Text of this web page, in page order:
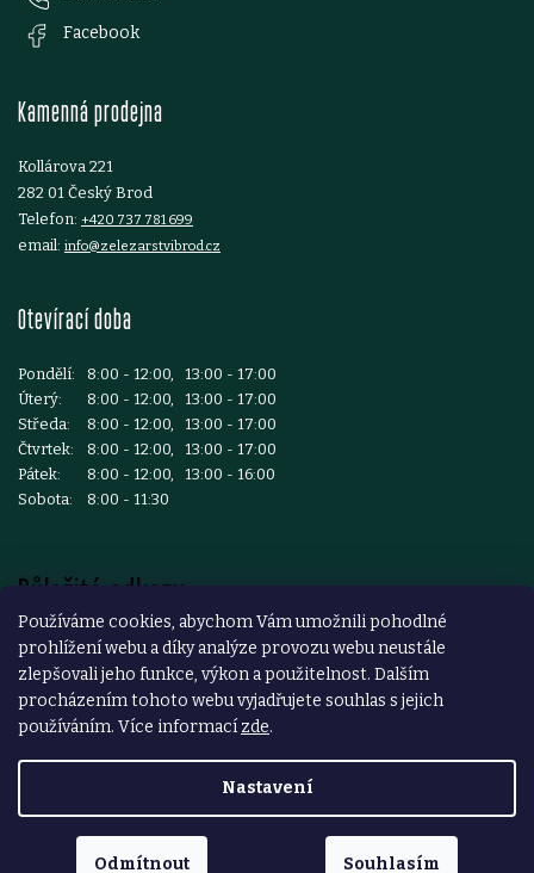
Používáme cookies, abychom Vám umožnili pohodlné
prohlížení webu a díky analýze provozu webu neustále
zlepšovali jeho funkce, výkon a použitelnost. Dalším
procházením tohoto webu vyjadřujete souhlas s jejich
používáním. Více informací zde.
Nastavení
Odmítnout Souhlasím
Facebook
Kamenná prodejna
Kollárova 221
282 01 Český Brod
Telefon: +420 737 781 699
email: info@zelezarstvibrod.cz
Otevírací doba
Pondělí:
8:00 - 12:00, 13:00 - 17:00
Úterý:
8:00 - 12:00, 13:00 - 17:00
Středa:
8:00 - 12:00, 13:00 - 17:00
Čtvrtek:
8:00 - 12:00, 13:00 - 17:00
Pátek:
8:00 - 12:00, 13:00 - 16:00
Sobota:
8:00 - 11:30
Důležité odkazy
Reklamace a vrácení zboží
Obchodní podmínky
Podmínky ochrany osobních údajů